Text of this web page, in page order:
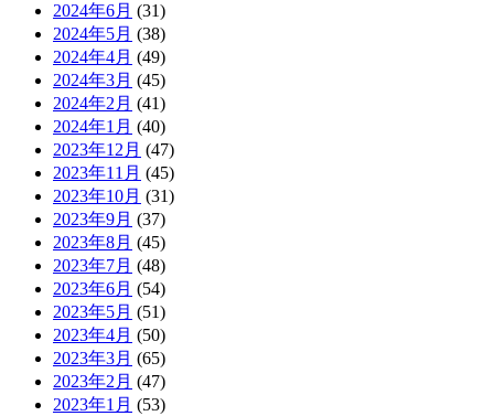
2024年6月 (31)
2024年5月 (38)
2024年4月 (49)
2024年3月 (45)
2024年2月 (41)
2024年1月 (40)
2023年12月 (47)
2023年11月 (45)
2023年10月 (31)
2023年9月 (37)
2023年8月 (45)
2023年7月 (48)
2023年6月 (54)
2023年5月 (51)
2023年4月 (50)
2023年3月 (65)
2023年2月 (47)
2023年1月 (53)